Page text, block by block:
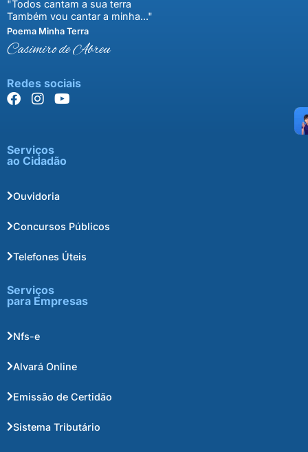
"Todos cantam a sua terra
Também vou cantar a minha..."
Poema Minha Terra
Casimiro de Abreu
Redes sociais
Serviços
ao Cidadão
Ouvidoria
Concursos Públicos
Telefones Úteis
Serviços
para Empresas
Nfs-e
Alvará Online
Emissão de Certidão
Sistema Tributário